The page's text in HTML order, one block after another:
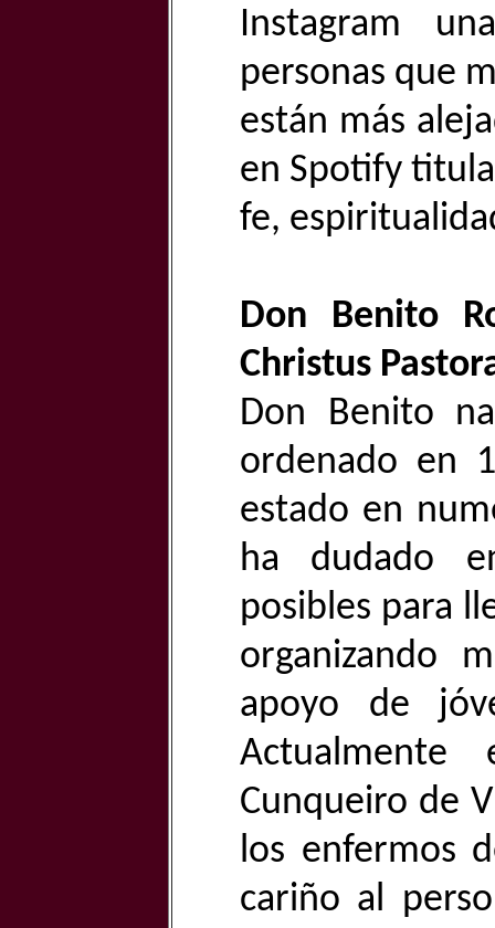
Instagram
personas que
están más
en Spotify
fe,
Don Benito
Christus
Don Benito
ordenado en
estado en
ha dudado
posibles para
organizando
apoyo de
Cunqueiro de
los enfermos
cariño al